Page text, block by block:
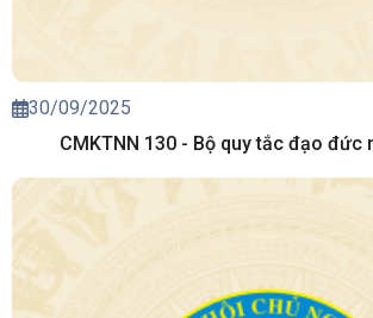
30/09/2025
CMKTNN 130 - Bộ quy tắc đạo đức